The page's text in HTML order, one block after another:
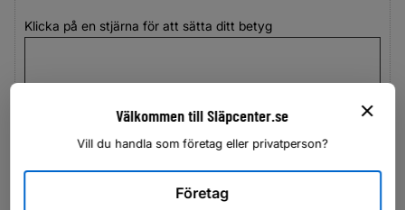
Klicka på en stjärna för att sätta ditt betyg
Välkommen till Släpcenter.se
Vill du handla som företag eller privatperson?
Företag